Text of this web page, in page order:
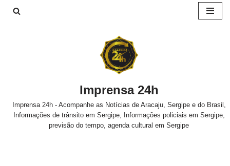
Imprensa 24h
Imprensa 24h - Acompanhe as Notícias de Aracaju, Sergipe e do Brasil,
Informações de trânsito em Sergipe, Informações policiais em Sergipe,
previsão do tempo, agenda cultural em Sergipe